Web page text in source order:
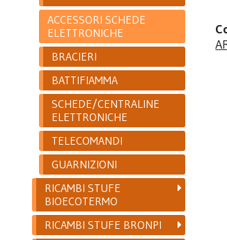
ACCESSORI SCHEDE
ELETTRONICHE
BRACIERI
BATTIFIAMMA
SCHEDE/CENTRALINE
ELETTRONICHE
TELECOMANDI
GUARNIZIONI
RICAMBI STUFE
BIOECOTERMO
RICAMBI STUFE BRONPI